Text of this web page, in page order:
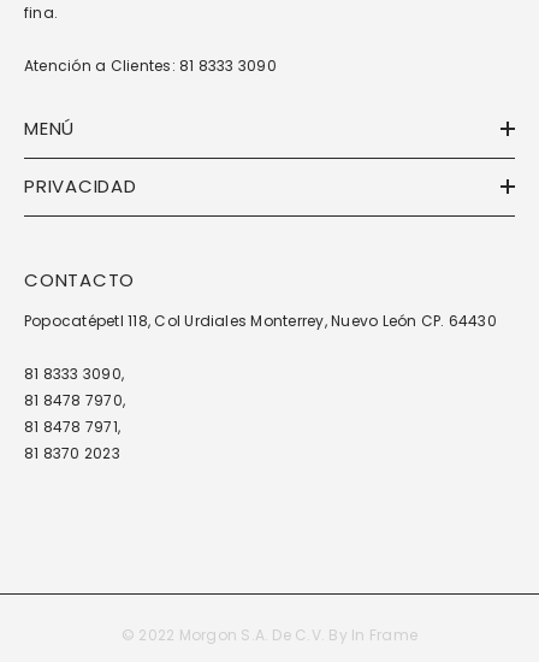
fina.
Atención a Clientes: 81 8333 3090
MENÚ
PRIVACIDAD
CONTACTO
Popocatépetl 118, Col Urdiales Monterrey, Nuevo León CP. 64430
81 8333 3090,
81 8478 7970,
81 8478 7971,
81 8370 2023
© 2022 Morgon S.A. De C.V. By In Frame